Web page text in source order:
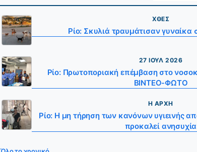
ΧΘΕΣ
Ρίο: Σκυλιά τραυμάτισαν γυναίκα
27 ΙΟΎΛ 2026
Ρίο: Πρωτοποριακή επέμβαση στο
ΒΙΝΤΕΟ-ΦΩΤΟ
Η ΑΡΧΉ
Ρίο: Η μη τήρηση των κανόνων υγιεινής
προκαλεί ανησυχία